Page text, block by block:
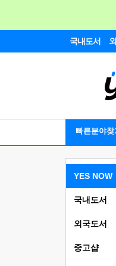
국내도서
빠른분야찾
YES NOW
국내도서
외국도서
중고샵